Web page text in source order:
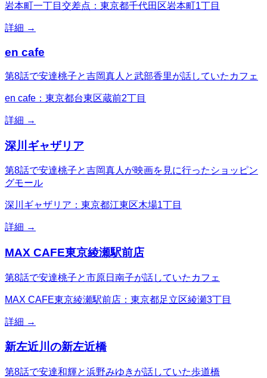
岩本町一丁目交差点：東京都千代田区岩本町1丁目
詳細 →
en cafe
第8話で安達桃子と吉岡真人と武部香里が話していたカフェ
en cafe：東京都台東区蔵前2丁目
詳細 →
深川ギャザリア
第8話で安達桃子と吉岡真人が映画を見に行ったショッピン
グモール
深川ギャザリア：東京都江東区木場1丁目
詳細 →
MAX CAFE東京綾瀬駅前店
第8話で安達桃子と市原日南子が話していたカフェ
MAX CAFE東京綾瀬駅前店：東京都足立区綾瀬3丁目
詳細 →
新左近川の新左近橋
第8話で安達和輝と浜野みゆきが話していた歩道橋